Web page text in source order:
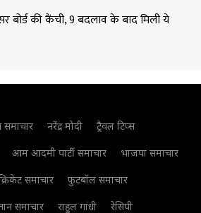
बोर्ड की कैंची, 9 बदलाव के बाद मिली ये
समाचार नरेंद्र मोदी
ट्रैवल टिप्स
आम आदमी पार्टी समाचार
भाजपा समाचार
समाचार
फुटबॉल समाचार
समाचार राहुल गांधी रेसिपी